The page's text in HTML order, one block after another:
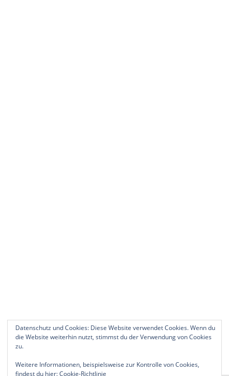
Datenschutz und Cookies: Diese Website verwendet Cookies. Wenn du
die Website weiterhin nutzt, stimmst du der Verwendung von Cookies
zu.
Weitere Informationen, beispielsweise zur Kontrolle von Cookies,
findest du hier:Cookie-Richtlinie